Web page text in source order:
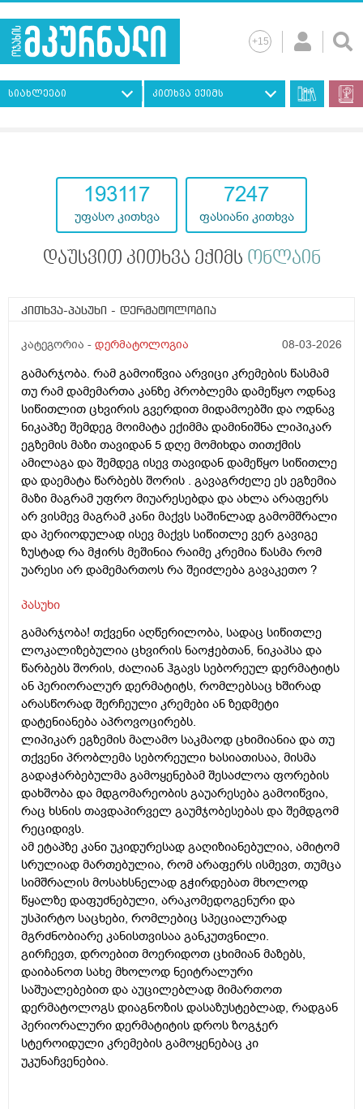
სიახლეები კითხვა ექიმს
193117
უფასო კითხვა
7247
ფასიანი კითხვა
დაუსვით კითხვა ექიმს ონლაინ
კითხვა-პასუხი - დერმატოლოგია
კატეგორია - დერმატოლოგია 08-03-2026
გამარჯობა. რამ გამოიწვია არვიცი კრემების წასმამ
თუ რამ დამემართა კანზე პრობლემა დამეწყო ოდნავ
სიწითლით ცხვირის გვერდით მიდამოებში და ოდნავ
ნიკაპზე შემდეგ მოიმატა ექიმმა დამინიშნა ლიპიკარ
ეგზემის მაზი თავიდან 5 დღე მომიხდა თითქმის
ამილაგა და შემდეგ ისევ თავიდან დამეწყო სიწითლე
და დაემატა წარბებს შორის . გავაგრძელე ეს ეგზემია
მაზი მაგრამ უფრო მიუარესებდა და ახლა არაფერს
არ ვისმევ მაგრამ კანი მაქვს საშინლად გამომშრალი
და პერიოდულად ისევ მაქვს სიწითლე ვერ გავიგე
ზუსტად რა მჭირს მეშინია რაიმე კრემია წასმა რომ
უარესი არ დამემართოს რა შეიძლება გავაკეთო ?
პასუხი
გამარჯობა! თქვენი აღწერილობა, სადაც სიწითლე
ლოკალიზებულია ცხვირის ნაოჭებთან, ნიკაპსა და
წარბებს შორის, ძალიან ჰგავს სებორეულ დერმატიტს
ან პერიორალურ დერმატიტს, რომლებსაც ხშირად
არასწორად შერჩეული კრემები ან ზედმეტი
დატენიანება აპროვოცირებს.
ლიპიკარ ეგზემის მალამო საკმაოდ ცხიმიანია და თუ
თქვენი პრობლემა სებორეული ხასიათისაა, მისმა
გადაჭარბებულმა გამოყენებამ შესაძლოა ფორების
დახშობა და მდგომარეობის გაუარესება გამოიწვია,
რაც ხსნის თავდაპირველ გაუმჯობესებას და შემდგომ
რეციდივს.
ამ ეტაპზე კანი უკიდურესად გაღიზიანებულია, ამიტომ
სრულიად მართებულია, რომ არაფერს ისმევთ, თუმცა
სიმშრალის მოსახსნელად გჭირდებათ მხოლოდ
წყალზე დაფუძნებული, არაკომედოგენური და
უსპირტო საცხები, რომლებიც სპეციალურად
მგრძნობიარე კანისთვისაა განკუთვნილი.
გირჩევთ, დროებით მოერიდოთ ცხიმიან მაზებს,
დაიბანოთ სახე მხოლოდ ნეიტრალური
საშუალებებით და აუცილებლად მიმართოთ
დერმატოლოგს დიაგნოზის დასაზუსტებლად, რადგან
პერიორალური დერმატიტის დროს ზოგჯერ
სტეროიდული კრემების გამოყენებაც კი
უკუნაჩვენებია.